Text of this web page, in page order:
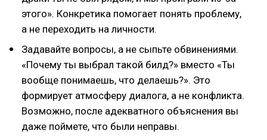
этого». Конкретика помогает понять проблему,
а не переходить на личности.
Задавайте вопросы, а не сыпьте обвинениями.
«Почему ты выбрал такой билд?» вместо «Ты
вообще понимаешь, что делаешь?». Это
формирует атмосферу диалога, а не конфликта.
Возможно, после адекватного объяснения вы
даже поймете, что были неправы.